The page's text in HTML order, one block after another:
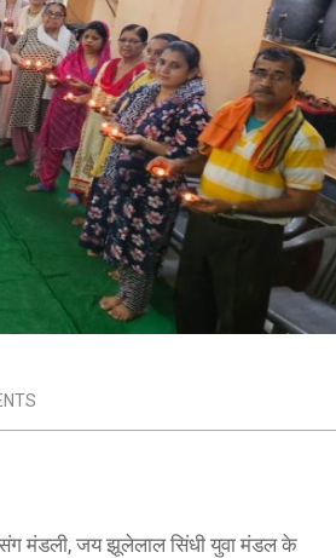
मंडली, जय झूलेलाल सिंधी युवा मंडल के